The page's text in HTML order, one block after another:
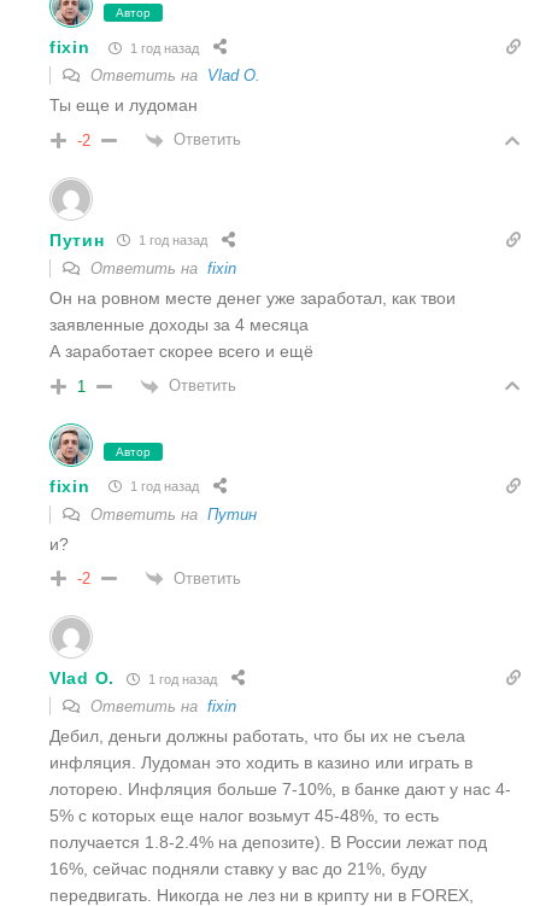
Автор
fixin 1 год назад
Ответить на Vlad O.
Ты еще и лудоман
-2 Ответить
Путин 1 год назад
Ответить на fixin
Он на ровном месте денег уже заработал, как твои
заявленные доходы за 4 месяца
А заработает скорее всего и ещё
1 Ответить
Автор
fixin 1 год назад
Ответить на Путин
и?
-2 Ответить
Vlad O. 1 год назад
Ответить на fixin
Дебил, деньги должны работать, что бы их не съела
инфляция. Лудоман это ходить в казино или играть в
лоторею. Инфляция больше 7-10%, в банке дают у нас 4-
5% с которых еще налог возьмут 45-48%, то есть
получается 1.8-2.4% на депозите). В России лежат под
16%, сейчас подняли ставку у вас до 21%, буду
передвигать. Никогда не лез ни в крипту ни в FOREX,